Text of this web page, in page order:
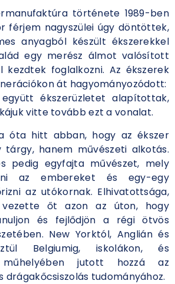
története 1989-ben
férjem nagyszülei úgy döntöttek,
anyagból készült ékszerekkel
egy merész álmot valósított
kezdtek foglalkozni. Az ékszerek
át hagyományozódott:
ékszerüzletet alapítottak,
vitte tovább ezt a vonalat.
óta hitt abban, hogy az ékszer
tárgy, hanem művészeti alkotás.
pedig egyfajta művészet, mely
az embereket és egy-egy
az utókornak. Elhivatottsága,
vezette őt azon az úton, hogy
és fejlődjön a régi ötvös
New Yorktól, Anglián és
Belgiumig, iskolákon, és
műhelyében jutott hozzá az
drágakőcsiszolás tudományához.